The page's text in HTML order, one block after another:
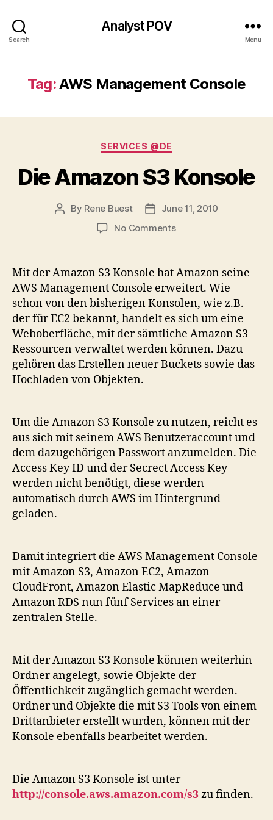
Search
Analyst POV
Menu
Tag:AWS Management Console
Categories
SERVICES @DE
Die Amazon S3 Konsole
Post
By Rene Buest
PostJune 11, 2010
No Commentson
S3
Konsole
Mit der Amazon S3 Konsole hat Amazon seine
AWS Management Console erweitert. Wie
schon von den bisherigen Konsolen, wie z.B.
der für EC2 bekannt, handelt es sich um eine
Weboberfläche, mit der sämtliche Amazon S3
Ressourcen verwaltet werden können. Dazu
gehören das Erstellen neuer Buckets sowie das
Hochladen von Objekten.
Um die Amazon S3 Konsole zu nutzen, reicht es
aus sich mit seinem AWS Benutzeraccount und
dem dazugehörigen Passwort anzumelden. Die
Access Key ID und der Secrect Access Key
werden nicht benötigt, diese werden
automatisch durch AWS im Hintergrund
geladen.
Damit integriert die AWS Management Console
mit Amazon S3, Amazon EC2, Amazon
CloudFront, Amazon Elastic MapReduce und
Amazon RDS nun fünf Services an einer
zentralen Stelle.
Mit der Amazon S3 Konsole können weiterhin
Ordner angelegt, sowie Objekte der
Öffentlichkeit zugänglich gemacht werden.
Ordner und Objekte die mit S3 Tools von einem
Drittanbieter erstellt wurden, können mit der
Konsole ebenfalls bearbeitet werden.
Die Amazon S3 Konsole ist unter
http://console.aws.amazon.com/s3zu finden.